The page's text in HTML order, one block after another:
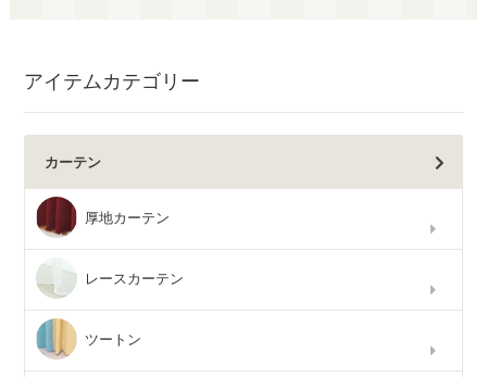
アイテムカテゴリー
カーテン
厚地カーテン
レースカーテン
ツートン